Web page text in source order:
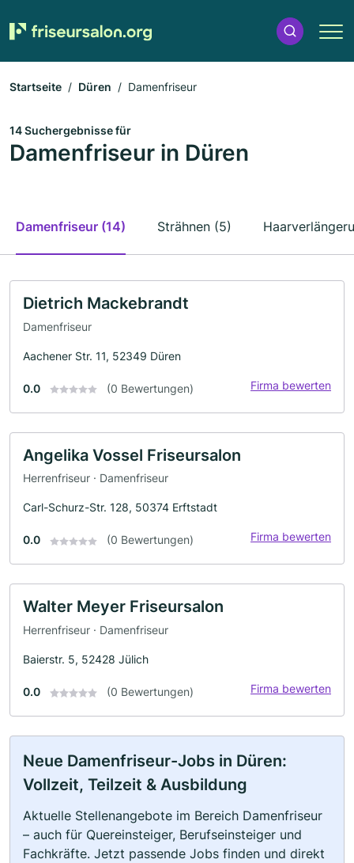
Startseite Düren Damenfriseur
14 Suchergebnisse für
Damenfriseur in Düren
Damenfriseur (14) Strähnen (5)
Dietrich Mackebrandt
Damenfriseur
Aachener Str. 11, 52349 Düren
0.0 (0 Bewertungen) Firma bewerten
Angelika Vossel Friseursalon
Herrenfriseur · Damenfriseur
Carl-Schurz-Str. 128, 50374 Erftstadt
0.0 (0 Bewertungen) Firma bewerten
Walter Meyer Friseursalon
Herrenfriseur · Damenfriseur
Baierstr. 5, 52428 Jülich
0.0 (0 Bewertungen) Firma bewerten
Neue Damenfriseur-Jobs in Düren:
Vollzeit, Teilzeit & Ausbildung
Aktuelle Stellenangebote im Bereich Damenfriseur
– auch für Quereinsteiger, Berufseinsteiger und
Fachkräfte. Jetzt passende Jobs finden und direkt